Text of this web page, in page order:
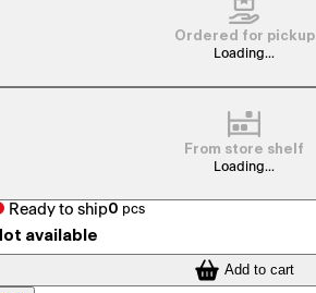
Ordered for pickup
Loading...
From store shelf
Loading...
Ready to ship0 pcs
available
Add to cart